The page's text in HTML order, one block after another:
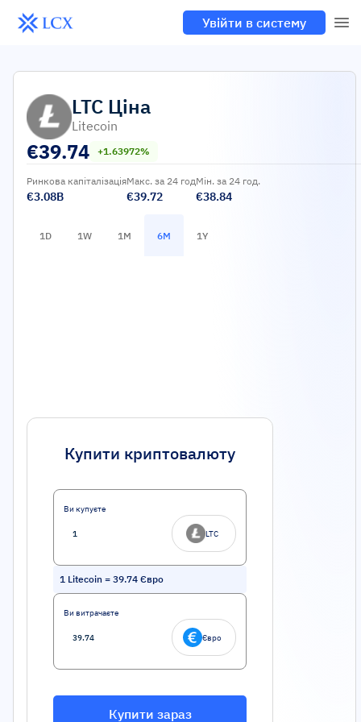
Увійти в систему
LTC Ціна
Litecoin
€39.74 +1.63972%
Ринкова капіталізація
€3.08B
Макс. за 24 год
€39.72
Мін. за 24 год.
€38.84
1D 1W 1M 6M 1Y
Купити криптовалюту
Ви купуєте
LTC
1 Litecoin = 39.74 Євро
Ви витрачаєте
Євро
Купити зараз